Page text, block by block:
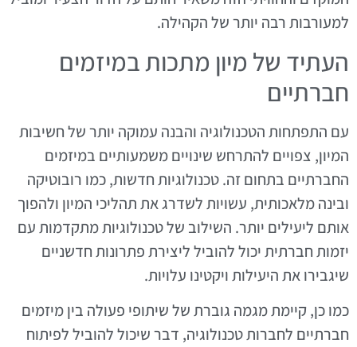
למעורבות רבה יותר של הקהילה.
העתיד של מיון מתכות במיזמים
חברתיים
עם התפתחות הטכנולוגיה והבנה עמוקה יותר של חשיבות
המיון, צפויים להתרחש שינויים משמעותיים במיזמים
החברתיים בתחום זה. טכנולוגיות חדשות, כמו רובוטיקה
ובינה מלאכותית, עשויות לשדרג את תהליכי המיון ולהפוך
אותם ליעילים יותר. השילוב של טכנולוגיות מתקדמות עם
יזמות חברתית יכול להוביל ליצירת פתרונות חדשניים
שיגבירו את היעילות ויקטינו עלויות.
כמו כן, קיימת מגמה גוברת של שיתופי פעולה בין מיזמים
חברתיים לחברות טכנולוגיה, דבר שיכול להוביל לפיתוח